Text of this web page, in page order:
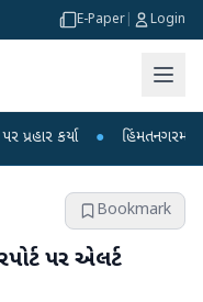
E-Paper Login
કર્યા ● હિંમતનગરમાં
Bookmark
પર એલર્ટ